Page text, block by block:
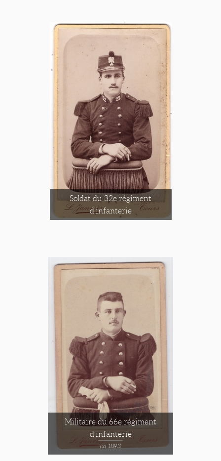
Soldat du 32e régiment
d'infanterie
Militaire du 66e régiment
d'infanterie
ca 1893